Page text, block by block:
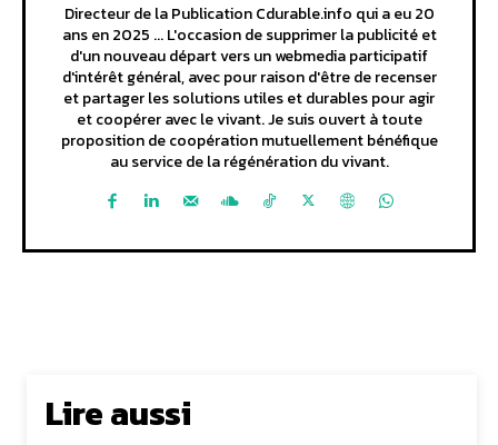
Directeur de la Publication Cdurable.info qui a eu 20
ans en 2025 ... L'occasion de supprimer la publicité et
d'un nouveau départ vers un webmedia participatif
d'intérêt général, avec pour raison d'être de recenser
et partager les solutions utiles et durables pour agir
et coopérer avec le vivant. Je suis ouvert à toute
proposition de coopération mutuellement bénéfique
au service de la régénération du vivant.
Lire aussi